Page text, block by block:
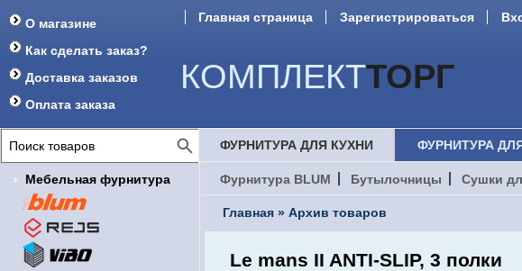
О магазине
Как сделать заказ?
Доставка заказов
Оплата заказа
Главная страница Зарегистрироваться
КОМПЛЕКТТОРГ
Мебельная фурнитура
ФУРНИТУРА ДЛЯ КУХНИ ФУРНИТУРА
Фурнитура BLUM Бутылочницы Сушки
Главная » Архив товаров
Le mans II ANTI-SLIP, 3 полки